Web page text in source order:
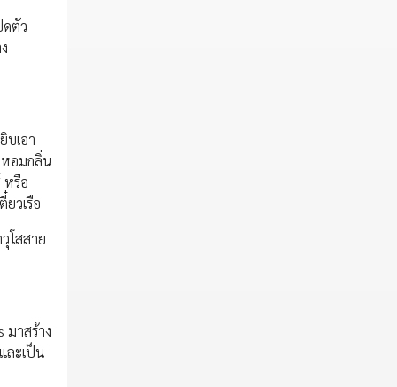
ดตัว
บเอา
หอมกลิ่น
หรือ
วเรือ
โสสาย
มาสร้าง
ละเป็น